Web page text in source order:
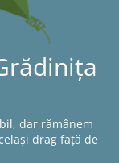
dar rămânem
drag față de